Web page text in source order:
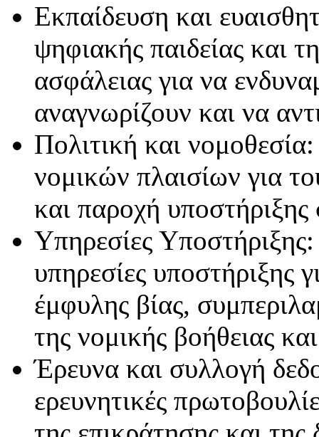
Εκπαίδευση και
ψηφιακής παιδείας και
ασφάλειας για να
αναγνωρίζουν και να
Πολιτική και
νομικών πλαισίων για
και παροχή
Υπηρεσίες
υπηρεσίες υποστήριξης
έμφυλης βίας,
της νομικής βοήθειας
Έρευνα και συλλογή
ερευνητικές